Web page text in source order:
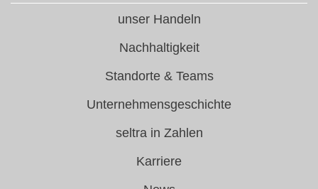
unser Handeln
Nachhaltigkeit
Standorte & Teams
Unternehmensgeschichte
seltra in Zahlen
Karriere